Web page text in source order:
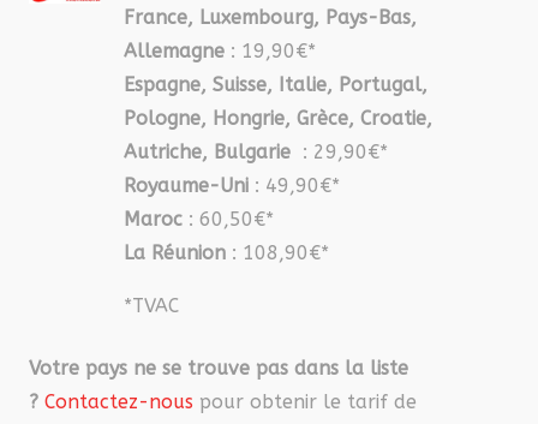
France, Luxembourg, Pays-Bas,
Allemagne : 19,90€*
Espagne, Suisse, Italie, Portugal,
Pologne, Hongrie, Grèce, Croatie,
Autriche, Bulgarie : 29,90€*
Royaume-Uni : 49,90€*
Maroc : 60,50€*
La Réunion : 108,90€*
*TVAC
Votre pays ne se trouve pas dans la liste
? Contactez-nous pour obtenir le tarif de